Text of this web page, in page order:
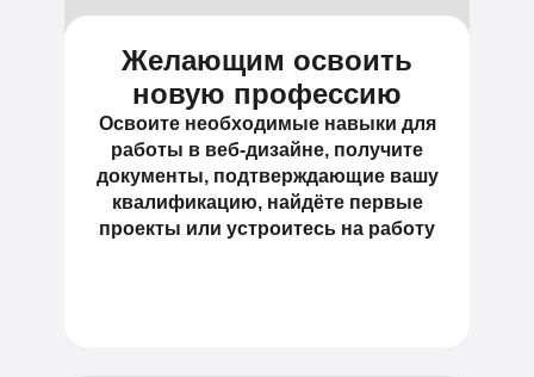
Желающим освоить
новую профессию
Освоите необходимые навыки для
работы в веб-дизайне, получите
документы, подтверждающие вашу
квалификацию, найдёте первые
проекты или устроитесь на работу